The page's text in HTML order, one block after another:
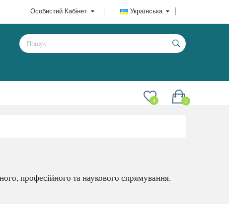
Українська
Особистий Кабінет
0
4
професійного та наукового спрямування.